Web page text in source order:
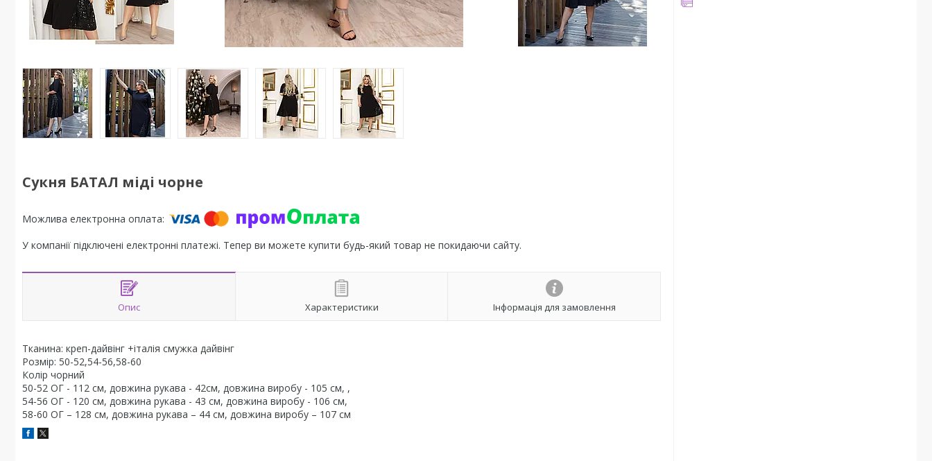
Сукня БАТАЛ міді чорне
У компанії підключені електронні платежі. Тепер ви можете купити будь-який товар не покидаючи сайту.
Опис Характеристики Інформація для замовлення
Тканина: креп-дайвінг +італія смужка дайвінг
Розмір: 50-52,54-56,58-60
Колір чорний
50-52 ОГ - 112 см, довжина рукава - 42см, довжина виробу - 105 см, ,
54-56 ОГ - 120 см, довжина рукава - 43 см, довжина виробу - 106 см,
58-60 ОГ – 128 см, довжина рукава – 44 см, довжина виробу – 107 см